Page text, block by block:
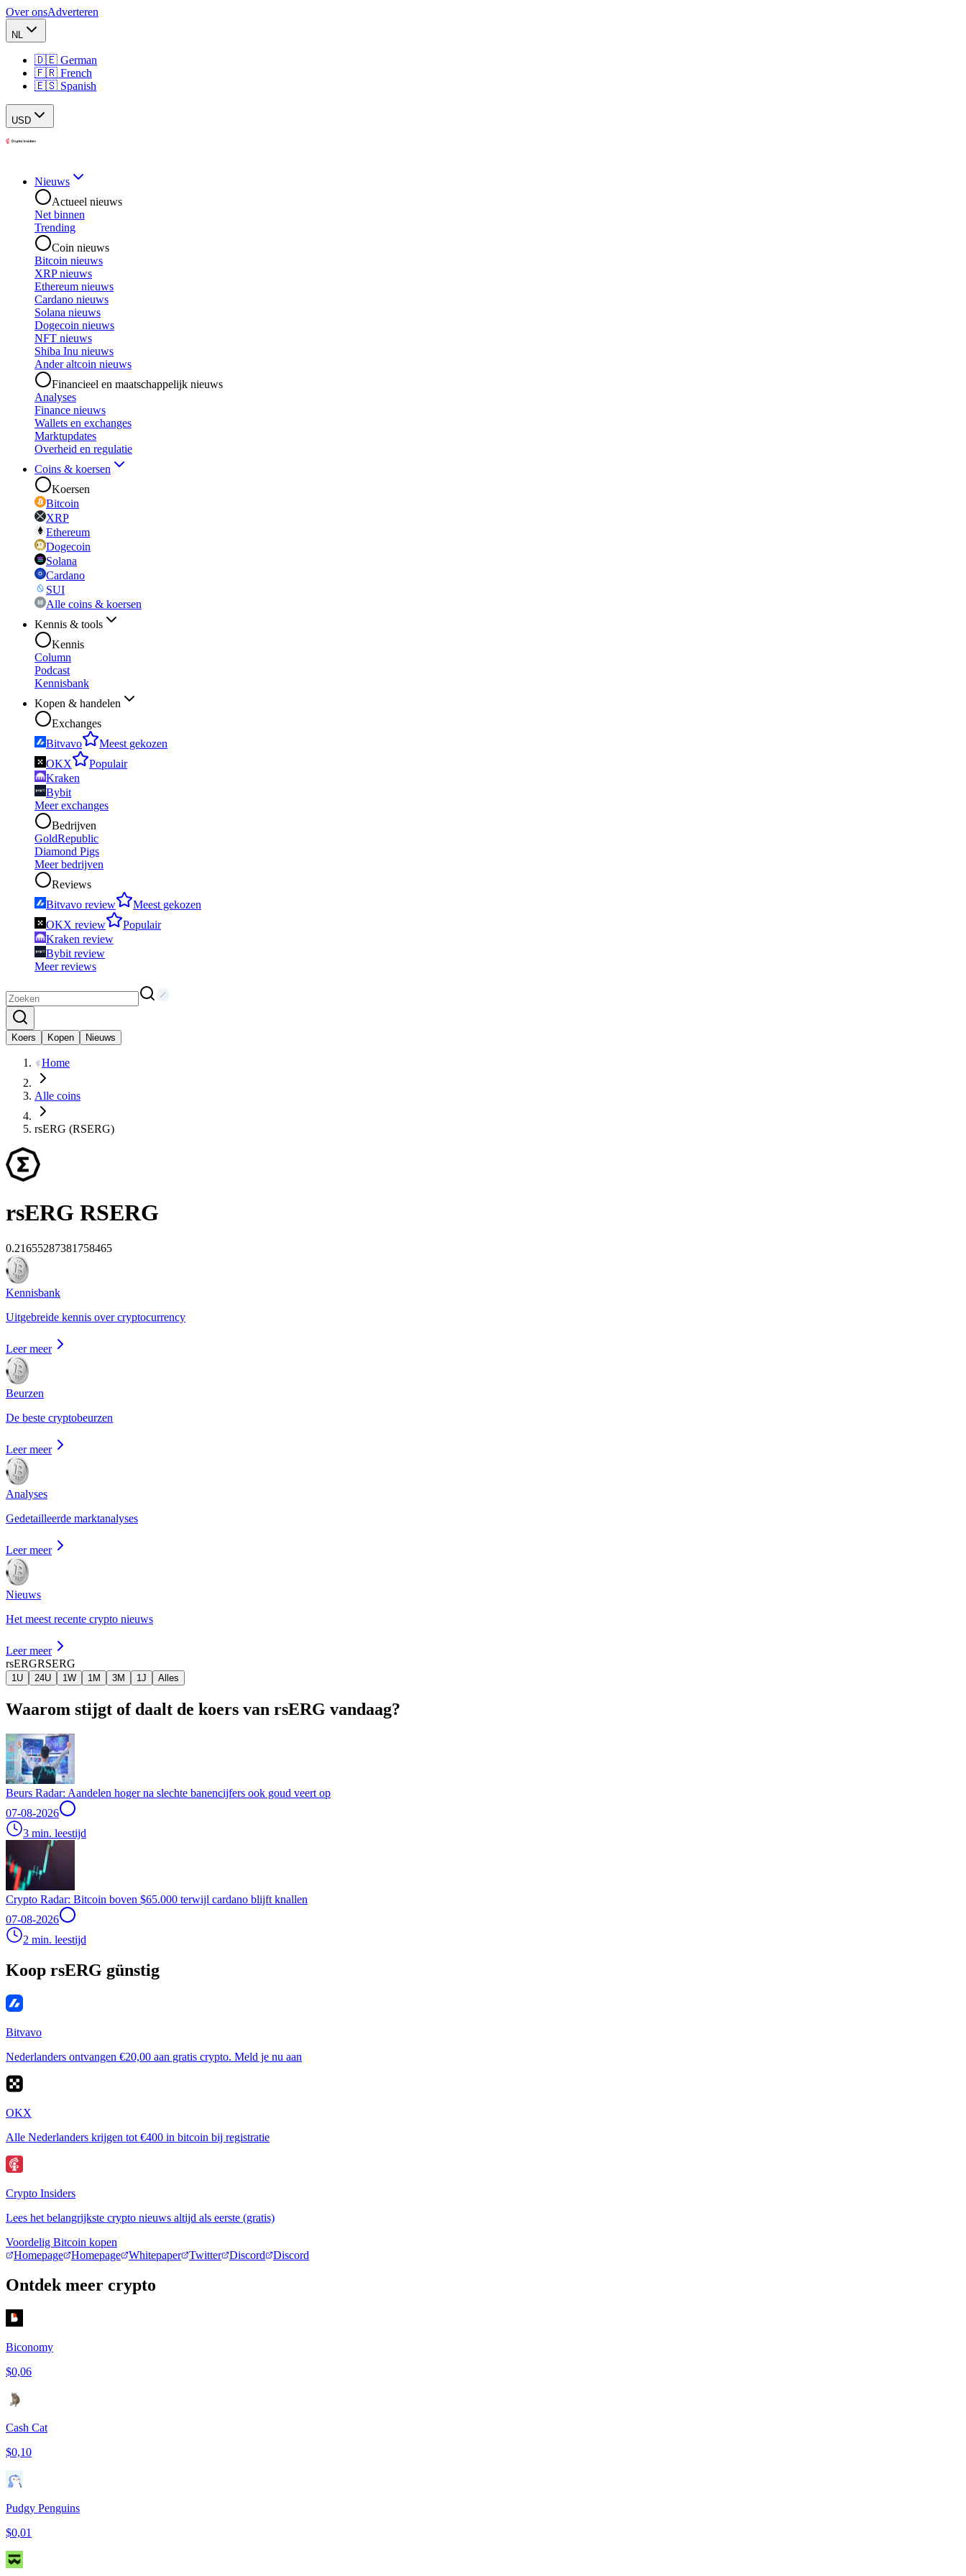
Over onsAdverteren
NL
🇩🇪 German
🇫🇷 French
🇪🇸 Spanish
USD
Nieuws
Actueel nieuws
Net binnen
Trending
Coin nieuws
Bitcoin nieuws
XRP nieuws
Ethereum nieuws
Cardano nieuws
Solana nieuws
Dogecoin nieuws
NFT nieuws
Shiba Inu nieuws
Ander altcoin nieuws
Financieel en maatschappelijk nieuws
Analyses
Finance nieuws
Wallets en exchanges
Marktupdates
Overheid en regulatie
Coins & koersen
Koersen
Bitcoin
XRP
Ethereum
Dogecoin
Solana
Cardano
SUI
Alle coins & koersen
Kennis & tools
Kennis
Column
Podcast
Kennisbank
Kopen & handelen
Exchanges
Bitvavo
Meest gekozen
OKX
Populair
Kraken
Bybit
Meer exchanges
Bedrijven
GoldRepublic
Diamond Pigs
Meer bedrijven
Reviews
Bitvavo review
Meest gekozen
OKX review
Populair
Kraken review
Bybit review
Meer reviews
Koers Kopen Nieuws
Home
Alle coins
rsERG (RSERG)
rsERG RSERG
0.21655287381758465
Kennisbank
Uitgebreide kennis over cryptocurrency
Leer meer
Beurzen
De beste cryptobeurzen
Leer meer
Analyses
Gedetailleerde marktanalyses
Leer meer
Nieuws
Het meest recente crypto nieuws
Leer meer
rsERGRSERG
1U 24U 1W 1M 3M 1J Alles
Waarom stijgt of daalt de koers van rsERG vandaag?
Beurs Radar: Aandelen hoger na slechte banencijfers ook goud veert op
07-08-2026
3 min. leestijd
Crypto Radar: Bitcoin boven $65.000 terwijl cardano blijft knallen
07-08-2026
2 min. leestijd
Koop rsERG günstig
Bitvavo
Nederlanders ontvangen €20,00 aan gratis crypto. Meld je nu aan
OKX
Alle Nederlanders krijgen tot €400 in bitcoin bij registratie
Crypto Insiders
Lees het belangrijkste crypto nieuws altijd als eerste (gratis)
Voordelig Bitcoin kopen
Homepage
Homepage Whitepaper Twitter Discord Discord
Ontdek meer crypto
Biconomy
$0,06
Cash Cat
$0,10
Pudgy Penguins
$0,01